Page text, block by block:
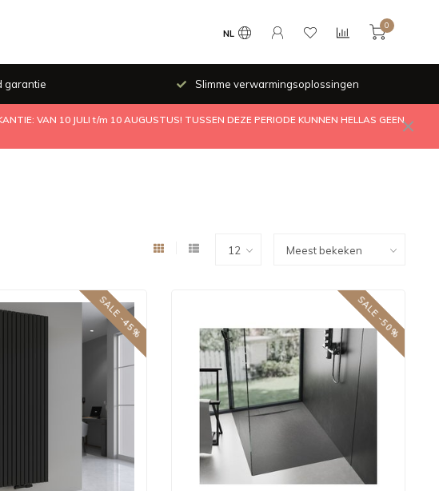
NL
0
garantie Slimme verwarmingsoplossingen
VAN 10 JULI t/m 10 AUGUSTUS! TUSSEN DEZE PERIODE KUNNEN HELLAS GEEN
SALE -45% SALE -50%